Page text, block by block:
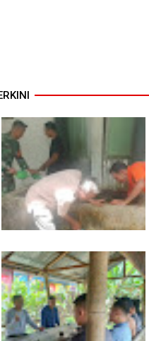
Semangat Gotong Royong,
Babinsa dan Warga Bersihkan
Penampungan Air Masjid